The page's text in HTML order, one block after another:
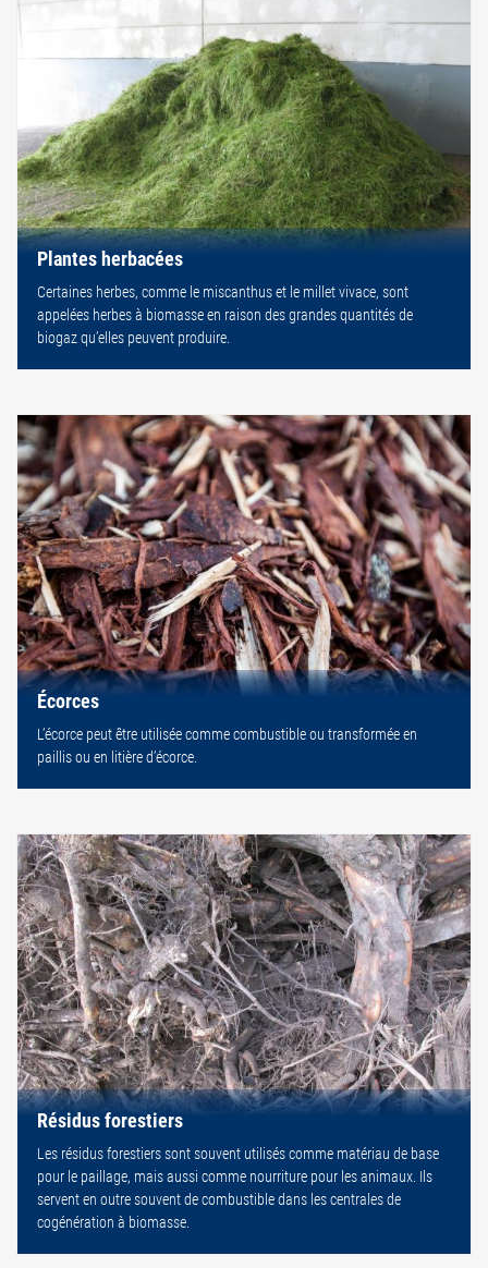
Plantes herbacées
Certaines herbes, comme le miscanthus et le millet vivace, sont
appelées herbes à biomasse en raison des grandes quantités de
biogaz qu’elles peuvent produire.
Écorces
L’écorce peut être utilisée comme combustible ou transformée en
paillis ou en litière d’écorce.
Résidus forestiers
Les résidus forestiers sont souvent utilisés comme matériau de base
pour le paillage, mais aussi comme nourriture pour les animaux. Ils
servent en outre souvent de combustible dans les centrales de
cogénération à biomasse.